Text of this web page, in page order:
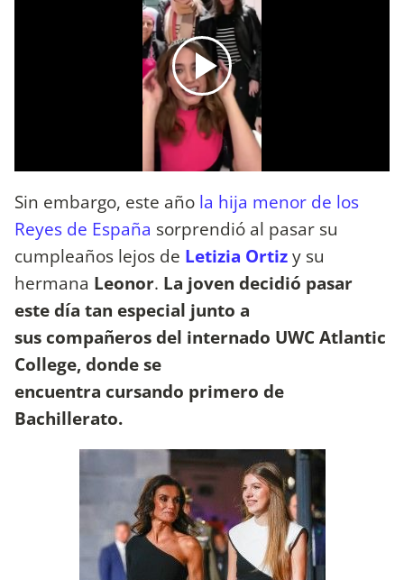
Sin embargo, este año la hija menor de los
Reyes de España sorprendió al pasar su
cumpleaños lejos de Letizia Ortizy su
hermana Leonor. La joven decidió pasar
este día tan especial junto a
sus compañeros del internado UWC Atlantic
College, donde se
encuentra cursando primero de
Bachillerato.